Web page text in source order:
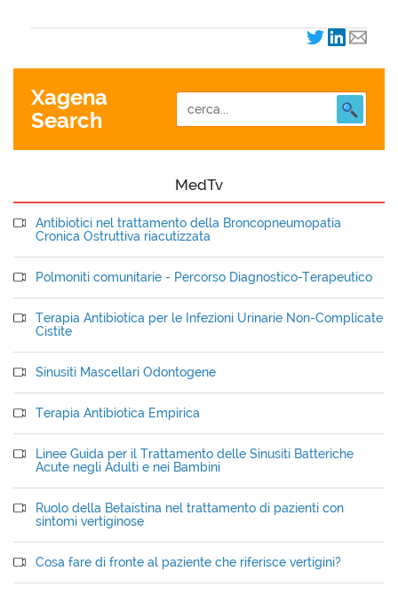
Xagena
Search
MedTv
Antibiotici nel trattamento della Broncopneumopatia
Cronica Ostruttiva riacutizzata
Polmoniti comunitarie - Percorso Diagnostico-Terapeutico
Terapia Antibiotica per le Infezioni Urinarie Non-Complicate
Cistite
Sinusiti Mascellari Odontogene
Terapia Antibiotica Empirica
Linee Guida per il Trattamento delle Sinusiti Batteriche
Acute negli Adulti e nei Bambini
Ruolo della Betaistina nel trattamento di pazienti con
sintomi vertiginose
Cosa fare di fronte al paziente che riferisce vertigini?